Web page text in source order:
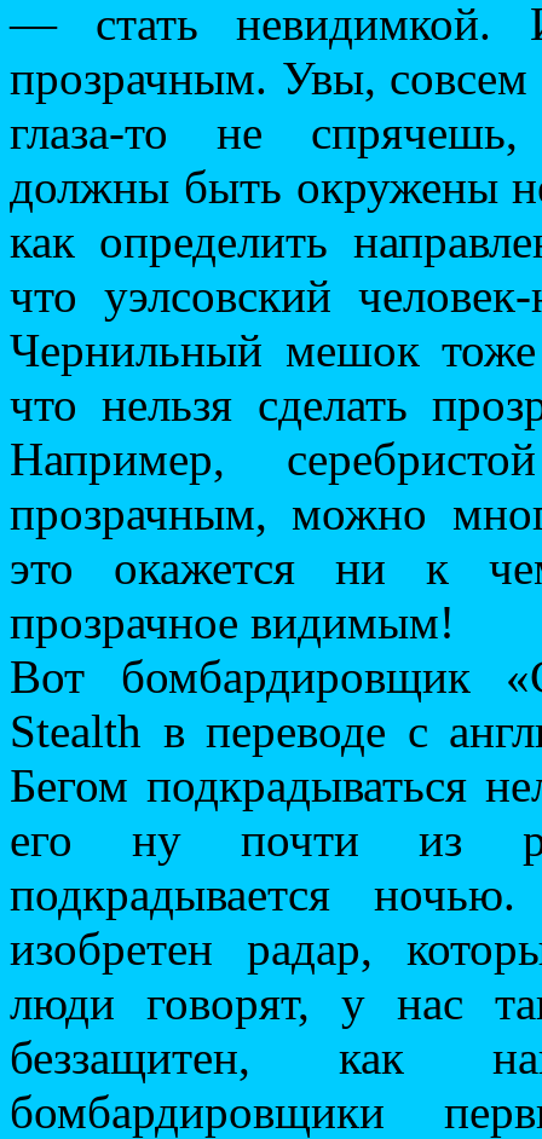
— стать невидимкой.
прозрачным. Увы, совсем
глаза-то не спрячешь,
должны быть окружены
как определить
что уэлсовский
Чернильный мешок
что нельзя сделать
Например,
прозрачным, можно
это окажется ни к
прозрачное видимым!
Вот бомбардировщик
Stealth в переводе с
Бегом подкрадываться
его ну почти из
подкрадывается
изобретен радар,
люди говорят, у нас
беззащитен, как
бомбардировщики